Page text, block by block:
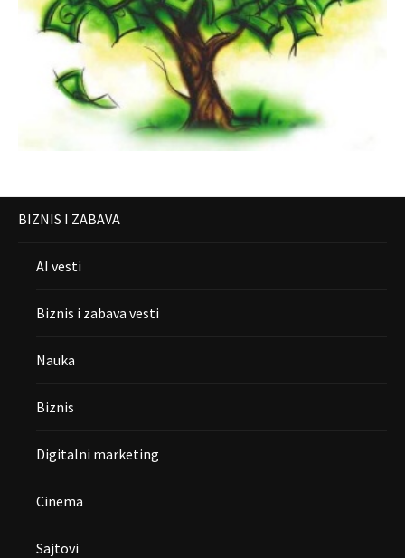
BIZNIS I ZABAVA
AI vesti
Biznis i zabava vesti
Nauka
Biznis
Digitalni marketing
Cinema
Sajtovi